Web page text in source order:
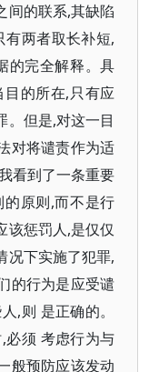
间的联系,其缺陷
两者取长补短,
的完全解释。具
的所在,只有应
。但是,对这一目
对将谴责作为适
看到了一条重要
原则,而不是行
该惩罚人,是仅仅
况下实施了犯罪,
的行为是应受谴
,则 是正确的。
必须 考虑行为与
般预防应该发动